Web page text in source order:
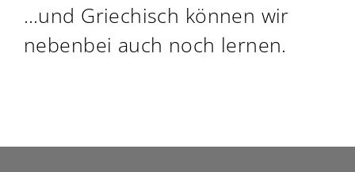
…und Griechisch können wir
nebenbei auch noch lernen.